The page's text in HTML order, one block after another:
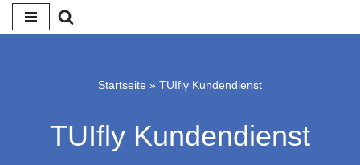
Startseite » TUIfly Kundendienst
TUIfly Kundendienst